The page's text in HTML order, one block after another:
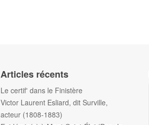
Articles récents
Le certif' dans le Finistère
Victor Laurent Esliard, dit Surville,
acteur (1808-1883)